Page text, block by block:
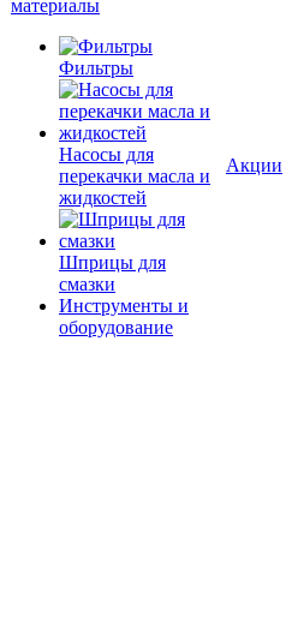
материалы
Фильтры
Насосы для
перекачки масла и
жидкостей
Шприцы для
смазки
Инструменты и
оборудование
Акции